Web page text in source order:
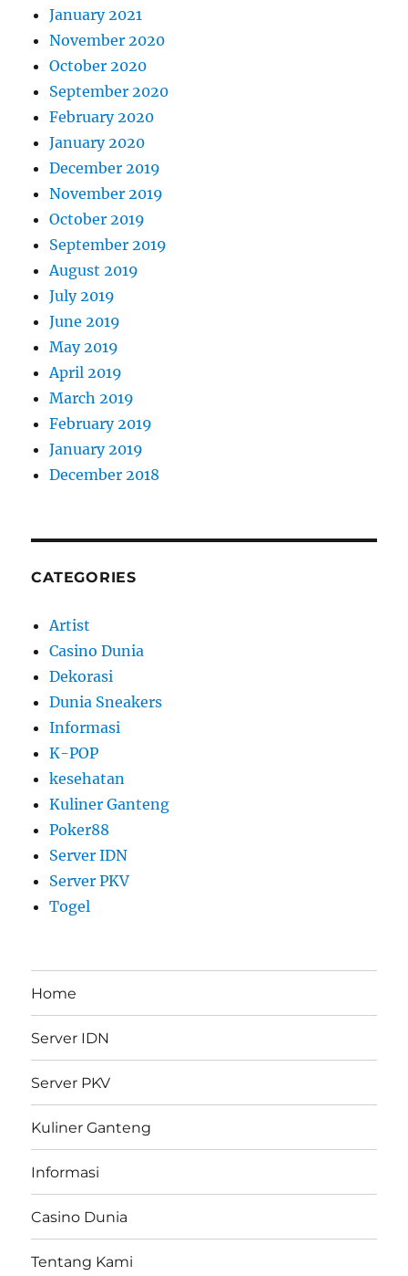
January 2021
November 2020
October 2020
September 2020
February 2020
January 2020
December 2019
November 2019
October 2019
September 2019
August 2019
July 2019
June 2019
May 2019
April 2019
March 2019
February 2019
January 2019
December 2018
CATEGORIES
Artist
Casino Dunia
Dekorasi
Dunia Sneakers
Informasi
K-POP
kesehatan
Kuliner Ganteng
Poker88
Server IDN
Server PKV
Togel
Home
Server IDN
Server PKV
Kuliner Ganteng
Informasi
Casino Dunia
Tentang Kami